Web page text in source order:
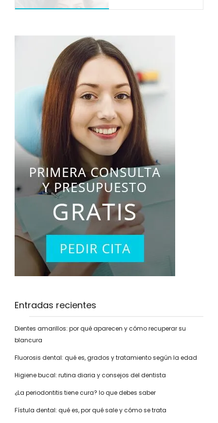
Entradas recientes
Dientes amarillos: por qué aparecen y cómo recuperar su
blancura
Fluorosis dental: qué es, grados y tratamiento según la edad
Higiene bucal: rutina diaria y consejos del dentista
¿La periodontitis tiene cura? lo que debes saber
Fístula dental: qué es, por qué sale y cómo se trata